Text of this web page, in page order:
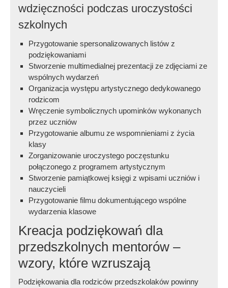
wdzięczności podczas uroczystości
szkolnych
Przygotowanie spersonalizowanych listów z
podziękowaniami
Stworzenie multimedialnej prezentacji ze zdjęciami ze
wspólnych wydarzeń
Organizacja występu artystycznego dedykowanego
rodzicom
Wręczenie symbolicznych upominków wykonanych
przez uczniów
Przygotowanie albumu ze wspomnieniami z życia
klasy
Zorganizowanie uroczystego poczęstunku
połączonego z programem artystycznym
Stworzenie pamiątkowej księgi z wpisami uczniów i
nauczycieli
Przygotowanie filmu dokumentującego wspólne
wydarzenia klasowe
Kreacja podziękowań dla
przedszkolnych mentorów –
wzory, które wzruszają
Podziękowania dla rodziców przedszkolaków powinny